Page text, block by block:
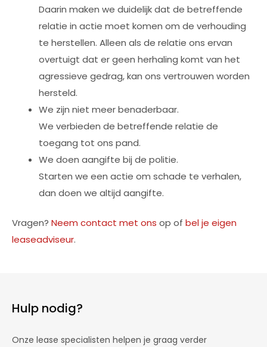
Daarin maken we duidelijk dat de betreffende
relatie in actie moet komen om de verhouding
te herstellen. Alleen als de relatie ons ervan
overtuigt dat er geen herhaling komt van het
agressieve gedrag, kan ons vertrouwen worden
hersteld.
We zijn niet meer benaderbaar.
We verbieden de betreffende relatie de
toegang tot ons pand.
We doen aangifte bij de politie.
Starten we een actie om schade te verhalen,
dan doen we altijd aangifte.
Vragen? Neem contact met ons op of bel je eigen
leaseadviseur.
Hulp nodig?
Onze lease specialisten helpen je graag verder